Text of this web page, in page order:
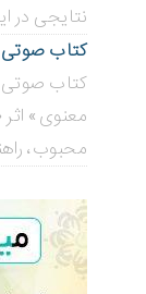
نتایجی در
کتاب صوتی
کتاب صوتی
معنوی»
محبوب،